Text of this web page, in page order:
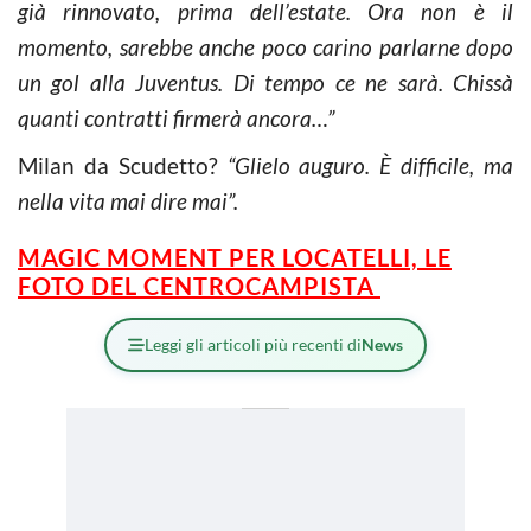
già rinnovato, prima dell’estate. Ora non è il
momento, sarebbe anche poco carino parlarne dopo
un gol alla Juventus. Di tempo ce ne sarà. Chissà
quanti contratti firmerà ancora…”
Milan da Scudetto? “Glielo auguro. È difficile, ma
nella vita mai dire mai”.
MAGIC MOMENT PER LOCATELLI, LE
FOTO DEL CENTROCAMPISTA
Leggi gli articoli più recenti diNews